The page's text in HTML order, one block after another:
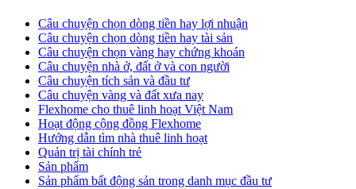
Câu chuyện chọn dòng tiền hay lợi nhuận
Câu chuyện chọn dòng tiền hay tài sản
Câu chuyện chọn vàng hay chứng khoán
Câu chuyện nhà ở, đất ở và con người
Câu chuyện tích sản và đầu tư
Câu chuyện vàng và đất xưa nay
Flexhome cho thuê linh hoạt Việt Nam
Hoạt động cộng đồng Flexhome
Hướng dẫn tìm nhà thuê linh hoạt
Quản trị tài chính trẻ
Sản phẩm
Sản phẩm bất động sản trong danh mục đầu tư